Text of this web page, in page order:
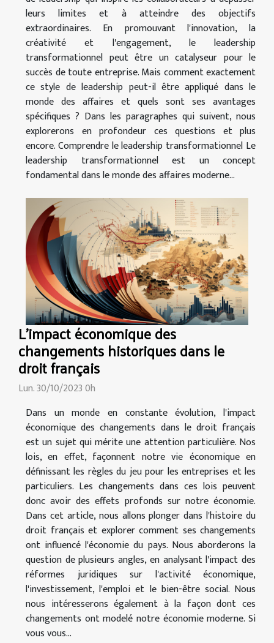
leurs limites et à atteindre des objectifs
extraordinaires. En promouvant l'innovation, la
créativité et l'engagement, le leadership
transformationnel peut être un catalyseur pour le
succès de toute entreprise. Mais comment exactement
ce style de leadership peut-il être appliqué dans le
monde des affaires et quels sont ses avantages
spécifiques ? Dans les paragraphes qui suivent, nous
explorerons en profondeur ces questions et plus
encore. Comprendre le leadership transformationnel Le
leadership transformationnel est un concept
fondamental dans le monde des affaires moderne...
L'impact économique des
changements historiques dans le
droit français
Lun. 30/10/2023 0h
Dans un monde en constante évolution, l'impact
économique des changements dans le droit français
est un sujet qui mérite une attention particulière. Nos
lois, en effet, façonnent notre vie économique en
définissant les règles du jeu pour les entreprises et les
particuliers. Les changements dans ces lois peuvent
donc avoir des effets profonds sur notre économie.
Dans cet article, nous allons plonger dans l'histoire du
droit français et explorer comment ses changements
ont influencé l'économie du pays. Nous aborderons la
question de plusieurs angles, en analysant l'impact des
réformes juridiques sur l'activité économique,
l'investissement, l'emploi et le bien-être social. Nous
nous intéresserons également à la façon dont ces
changements ont modelé notre économie moderne. Si
vous vous...